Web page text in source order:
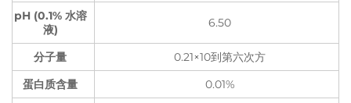
pH (0.1% 水溶
液)
6.50
分子量
0.21×10到第六次方
蛋白质含量
0.01%